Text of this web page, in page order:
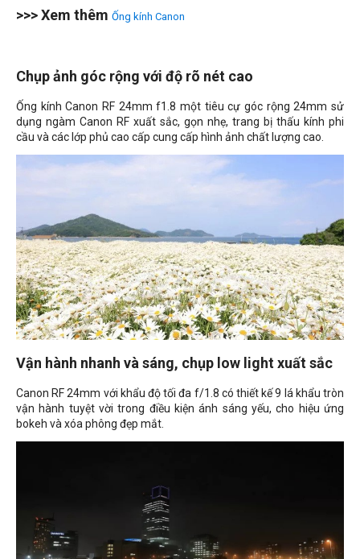
>>> Xem thêm Ống kính Canon
Chụp ảnh góc rộng với độ rõ nét cao
Ống kính Canon RF 24mm f1.8 một tiêu cự góc rộng 24mm sử
dụng ngàm Canon RF xuất sắc, gọn nhẹ, trang bị thấu kính phi
cầu và các lớp phủ cao cấp cung cấp hình ảnh chất lượng cao.
Vận hành nhanh và sáng, chụp low light xuất sắc
Canon RF 24mm với khẩu độ tối đa f/1.8 có thiết kế 9 lá khẩu tròn
vận hành tuyệt vời trong điều kiện ánh sáng yếu, cho hiệu ứng
bokeh và xóa phông đẹp mắt.